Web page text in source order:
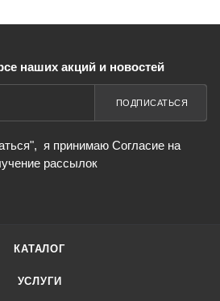
наших акций и новостей
ПОДПИСАТЬСЯ
я принимаю Согласие на
рассылок
КАТАЛОГ
УСЛУГИ